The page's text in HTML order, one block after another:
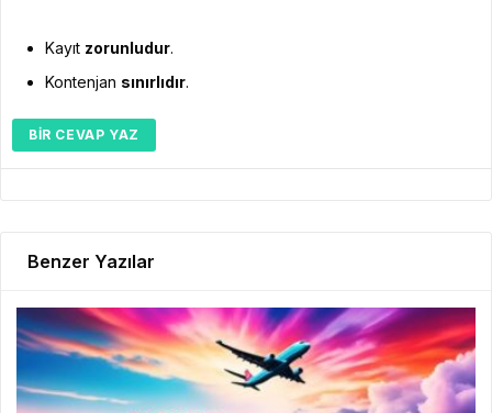
Kayıt zorunludur.
Kontenjan sınırlıdır.
BIR CEVAP YAZ
Benzer Yazılar